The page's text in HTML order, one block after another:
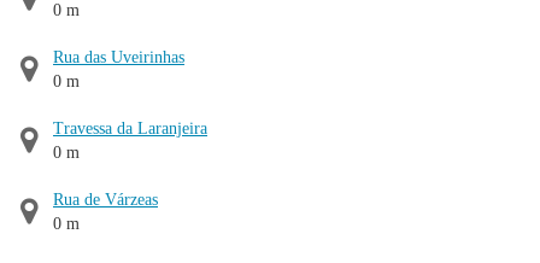
0 m
Rua das Uveirinhas
0 m
Travessa da Laranjeira
0 m
Rua de Várzeas
0 m